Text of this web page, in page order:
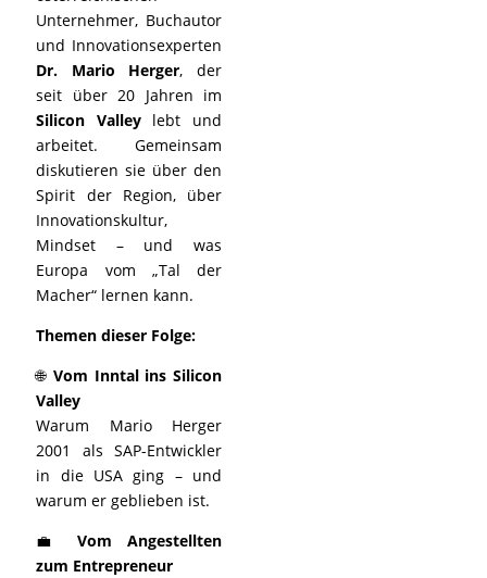
Unternehmer, Buchautor
und Innovationsexperten
Dr. Mario Herger, der
seit über 20 Jahren im
Silicon Valleylebt und
arbeitet. Gemeinsam
diskutieren sie über den
Spirit der Region, über
Innovationskultur,
Mindset – und was
Europa vom „Tal der
Macher“ lernen kann.
Themen dieser Folge:
🌐Vom Inntal ins Silicon
Valley
Warum Mario Herger
2001 als SAP-Entwickler
in die USA ging – und
warum er geblieben ist.
💼Vom Angestellten
zum Entrepreneur